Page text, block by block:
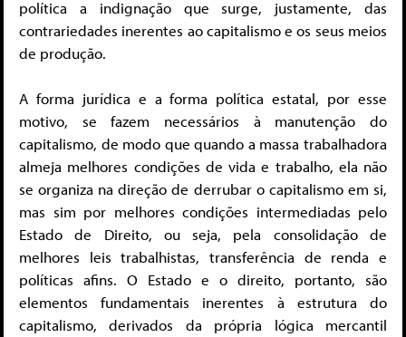
política a indignação que surge, justamente, das
contrariedades inerentes ao capitalismo e os seus meios
de produção.
A forma jurídica e a forma política estatal, por esse
motivo, se fazem necessários à manutenção do
capitalismo, de modo que quando a massa trabalhadora
almeja melhores condições de vida e trabalho, ela não
se organiza na direção de derrubar o capitalismo em si,
mas sim por melhores condições intermediadas pelo
Estado de Direito, ou seja, pela consolidação de
melhores leis trabalhistas, transferência de renda e
políticas afins. O Estado e o direito, portanto, são
elementos fundamentais inerentes à estrutura do
capitalismo, derivados da própria lógica mercantil